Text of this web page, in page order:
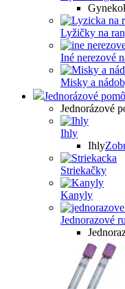
Lyžičky na
Iné nerezové
Misky a
Jednorázové
Jednorázové
Ihly
Ihly
Striekačky
Kanyly
Jednorazové